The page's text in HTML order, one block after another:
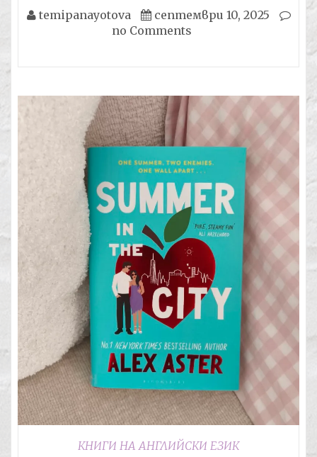
temipanayotova
септември 10, 2025
no Comments
КНИГИ НА АНГЛИЙСКИ ЕЗИК